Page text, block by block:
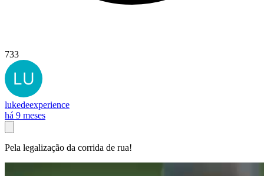
733
lukedeexperience
há 9 meses
Pela legalização da corrida de rua!